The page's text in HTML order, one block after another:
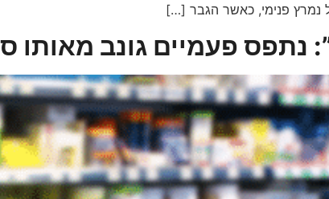
נמרץ פנימי, כאשר הגבר […]
נתפס פעמיים גונב מאותו